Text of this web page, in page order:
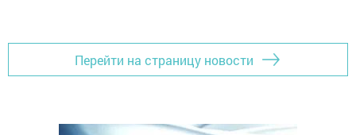
Перейти на страницу новости